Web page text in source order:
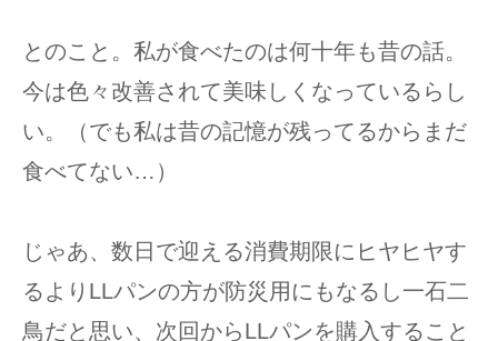
とのこと。私が食べたのは何十年も昔の話。
今は色々改善されて美味しくなっているらし
い。（でも私は昔の記憶が残ってるからまだ
食べてない…）
じゃあ、数日で迎える消費期限にヒヤヒヤす
るよりLLパンの方が防災用にもなるし一石二
鳥だと思い、次回からLLパンを購入すること